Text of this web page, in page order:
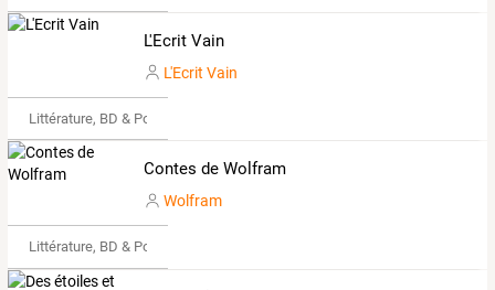
L'Ecrit Vain
L'Ecrit Vain
Littérature, BD & Poésie
Contes de Wolfram
Wolfram
Littérature, BD & Poésie